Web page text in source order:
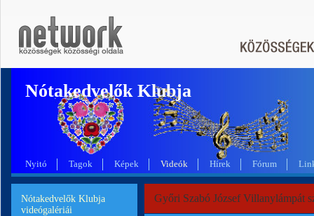
Nótakedvelők Klubja
Nyitó Tagok Képek Videók Hírek Fórum
Nótakedvelők Klubja
videógalériái
Győri Szabó József Villanylámpát